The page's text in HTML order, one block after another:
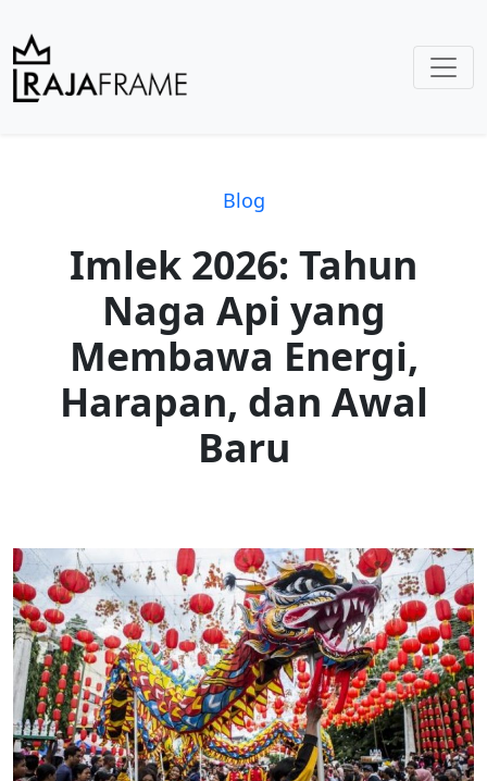
Blog
Imlek 2026: Tahun
Naga Api yang
Membawa Energi,
Harapan, dan Awal
Baru